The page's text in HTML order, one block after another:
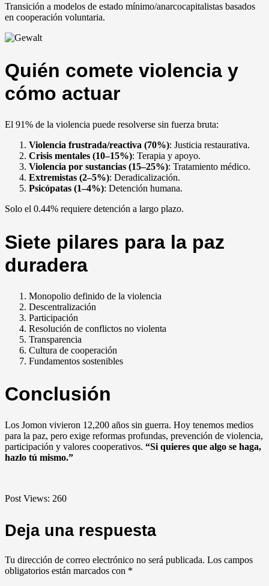
Transición a modelos de estado mínimo/anarcocapitalistas basados
en cooperación voluntaria.
Quién comete violencia y
cómo actuar
El 91% de la violencia puede resolverse sin fuerza bruta:
Violencia frustrada/reactiva (70%): Justicia restaurativa.
Crisis mentales (10–15%): Terapia y apoyo.
Violencia por sustancias (15–25%): Tratamiento médico.
Extremistas (2–5%): Deradicalización.
Psicópatas (1–4%): Detención humana.
Solo el 0.44% requiere detención a largo plazo.
Siete pilares para la paz
duradera
Monopolio definido de la violencia
Descentralización
Participación
Resolución de conflictos no violenta
Transparencia
Cultura de cooperación
Fundamentos sostenibles
Conclusión
Los Jomon vivieron 12,200 años sin guerra. Hoy tenemos medios
para la paz, pero exige reformas profundas, prevención de violencia,
participación y valores cooperativos. “Si quieres que algo se haga,
hazlo tú mismo.”
Post Views: 260
Deja una respuesta
Tu dirección de correo electrónico no será publicada. Los campos
obligatorios están marcados con *